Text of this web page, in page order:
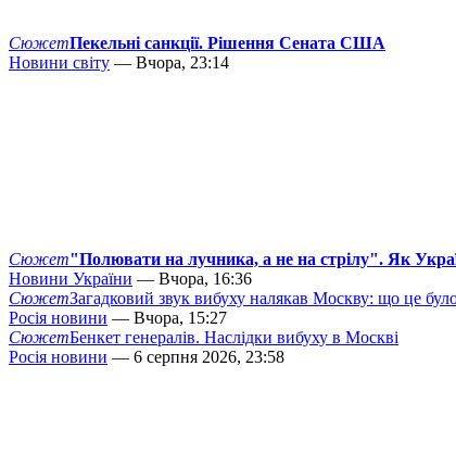
СюжетПекельні санкції. Рішення Сената США
Новини світу — Вчора, 23:14
Сюжет"Полювати на лучника, а не на стрілу". Як
Новини України — Вчора, 16:36
СюжетЗагадковий звук вибуху налякав Москву: що це
Росія новини — Вчора, 15:27
СюжетБенкет генералів. Наслідки вибуху в Москві
Росія новини — 6 серпня 2026, 23:58